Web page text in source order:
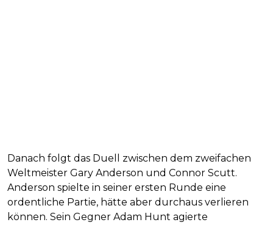
Danach folgt das Duell zwischen dem zweifachen
Weltmeister Gary Anderson und Connor Scutt.
Anderson spielte in seiner ersten Runde eine
ordentliche Partie, hätte aber durchaus verlieren
können. Sein Gegner Adam Hunt agierte